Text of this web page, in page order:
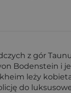
z gór
Bodenstein i
leży
do